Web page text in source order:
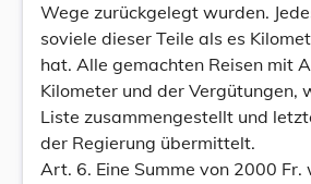
Wege zurückgelegt wurden.
soviele dieser Teile als es
hat. Alle gemachten Reisen mit
Kilometer und der Vergütungen,
Liste zusammengestellt und
der Regierung übermittelt.
Art. 6. Eine Summe von 2000